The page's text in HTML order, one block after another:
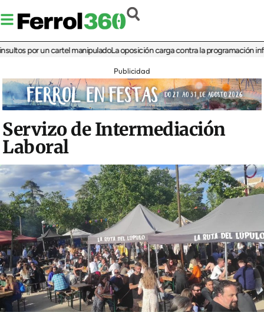
por un cartel manipuladoLa oposición carga contra la programación infantil
Publicidad
Servizo de Intermediación
Laboral